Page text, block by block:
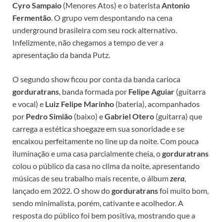
Cyro Sampaio (Menores Atos) e o baterista Antonio
Fermentão . O grupo vem despontando na cena
underground brasileira com seu rock alternativo.
Infelizmente, não chegamos a tempo de ver a
apresentação da banda Putz.
O segundo show ficou por conta da banda carioca
gorduratrans , banda formada por Felipe Aguiar (guitarra
e vocal) e Luiz Felipe Marinho (bateria), acompanhados
por Pedro Simião (baixo) eGabriel Otero (guitarra) que
carrega a estética shoegaze em sua sonoridade e se
encaixou perfeitamente no line up da noite. Com pouca
iluminação e uma casa parcialmente cheia, ogorduratrans
colou o público da casa no clima da noite, apresentando
músicas de seu trabalho mais recente, o álbum zera
lançado em 2022. O show dogorduratransfoi muito bom,
sendo minimalista, porém, cativante e acolhedor. A
resposta do público foi bem positiva, mostrando que a